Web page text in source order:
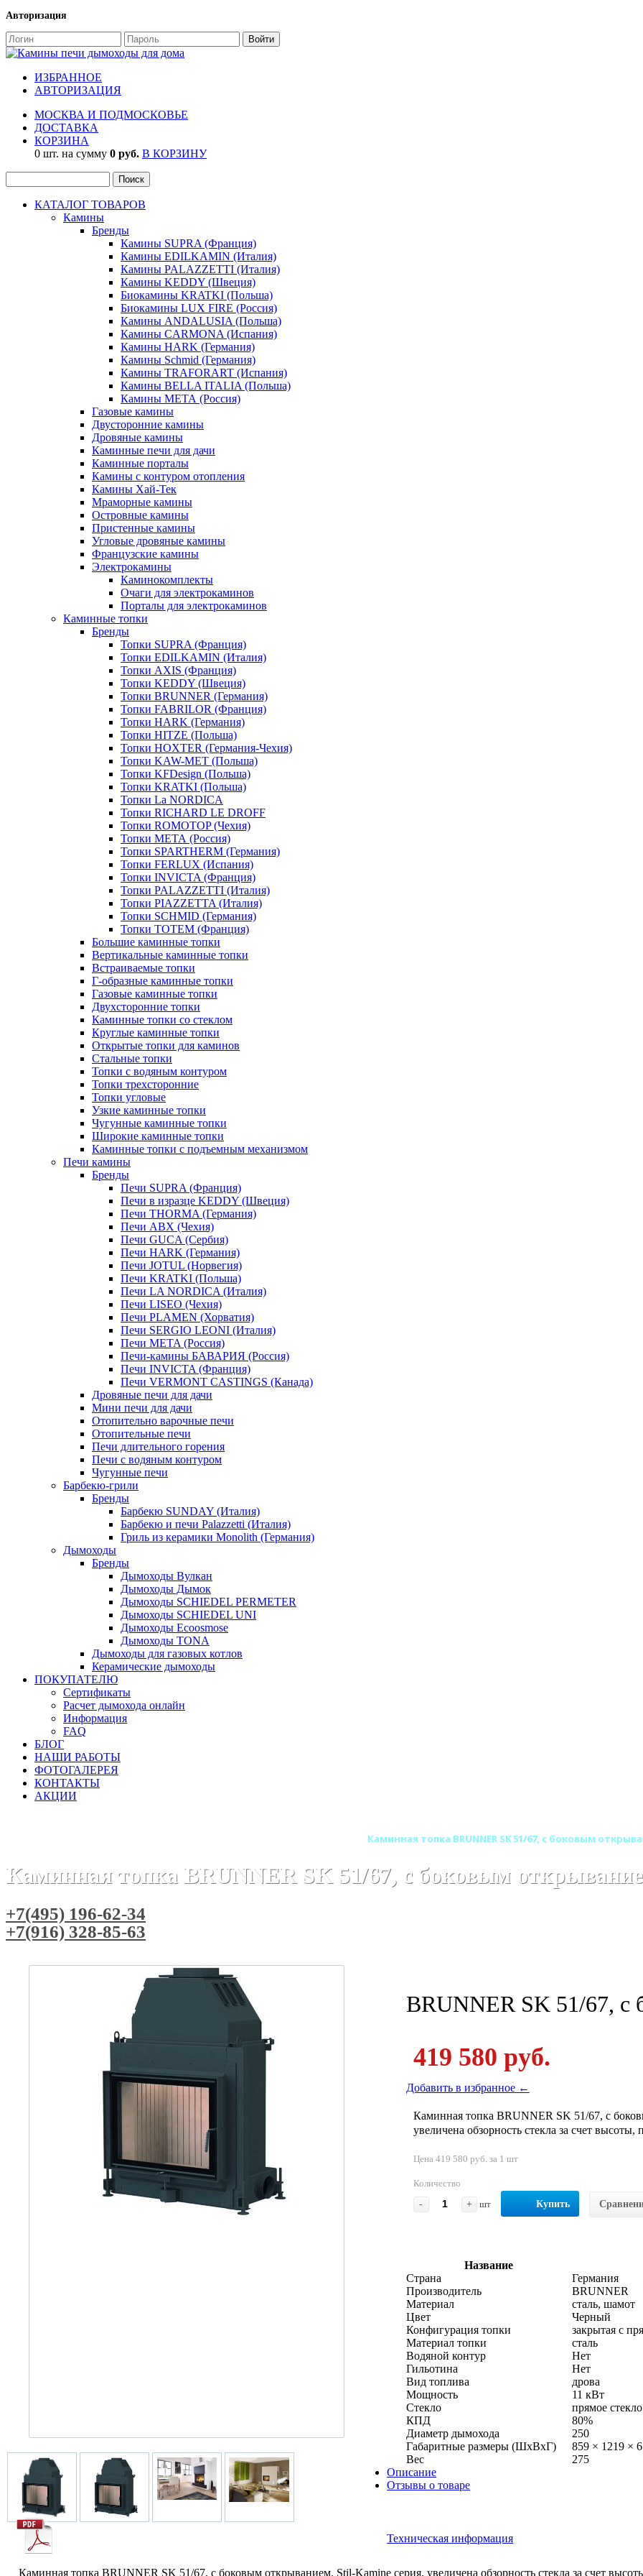
Авторизация
ИЗБРАННОЕ
АВТОРИЗАЦИЯ
МОСКВА И ПОДМОСКОВЬЕ
ДОСТАВКА
КОРЗИНА
0 шт. на сумму 0 руб. В КОРЗИНУ
КАТАЛОГ ТОВАРОВ
Камины
Бренды
Камины SUPRA (Франция)
Камины EDILKAMIN (Италия)
Камины PALAZZETTI (Италия)
Камины KEDDY (Швеция)
Биокамины KRATKI (Польша)
Биокамины LUX FIRE (Россия)
Камины ANDALUSIA (Польша)
Камины CARMONA (Испания)
Камины HARK (Германия)
Камины Schmid (Германия)
Камины TRAFORART (Испания)
Камины BELLA ITALIA (Польша)
Камины МЕТА (Россия)
Газовые камины
Двусторонние камины
Дровяные камины
Каминные печи для дачи
Каминные порталы
Камины с контуром отопления
Камины Хай-Тек
Мраморные камины
Островные камины
Пристенные камины
Угловые дровяные камины
Французские камины
Электрокамины
Каминокомплекты
Очаги для электрокаминов
Порталы для электрокаминов
Каминные топки
Бренды
Топки SUPRA (Франция)
Топки EDILKAMIN (Италия)
Топки AXIS (Франция)
Топки KEDDY (Швеция)
Топки BRUNNER (Германия)
Топки FABRILOR (Франция)
Топки HARK (Германия)
Топки HITZE (Польша)
Топки HOXTER (Германия-Чехия)
Топки KAW-MET (Польша)
Топки KFDesign (Польша)
Топки KRATKI (Польша)
Топки La NORDICA
Топки RICHARD LE DROFF
Топки ROMOTOP (Чехия)
Топки МЕТА (Россия)
Топки SPARTHERM (Германия)
Топки FERLUX (Испания)
Топки INVICTA (Франция)
Топки PALAZZETTI (Италия)
Топки PIAZZETTA (Италия)
Топки SCHMID (Германия)
Топки TOTEM (Франция)
Большие каминные топки
Вертикальные каминные топки
Встраиваемые топки
Г-образные каминные топки
Газовые каминные топки
Двухсторонние топки
Каминные топки со стеклом
Круглые каминные топки
Открытые топки для каминов
Стальные топки
Топки с водяным контуром
Топки трехсторонние
Топки угловые
Узкие каминные топки
Чугунные каминные топки
Широкие каминные топки
Каминные топки с подъемным механизмом
Печи камины
Бренды
Печи SUPRA (Франция)
Печи в изразце KEDDY (Швеция)
Печи THORMA (Германия)
Печи ABX (Чехия)
Печи GUCA (Сербия)
Печи HARK (Германия)
Печи JOTUL (Норвегия)
Печи KRATKI (Польша)
Печи LA NORDICA (Италия)
Печи LISEO (Чехия)
Печи PLAMEN (Хорватия)
Печи SERGIO LEONI (Италия)
Печи META (Россия)
Печи-камины БАВАРИЯ (Россия)
Печи INVICTA (Франция)
Печи VERMONT CASTINGS (Канада)
Дровяные печи для дачи
Мини печи для дачи
Отопительно варочные печи
Отопительные печи
Печи длительного горения
Печи с водяным контуром
Чугунные печи
Барбекю-грили
Бренды
Барбекю SUNDAY (Италия)
Барбекю и печи Palazzetti (Италия)
Гриль из керамики Monolith (Германия)
Дымоходы
Бренды
Дымоходы Вулкан
Дымоходы Дымок
Дымоходы SCHIEDEL PERMETER
Дымоходы SCHIEDEL UNI
Дымоходы Ecoosmose
Дымоходы TONA
Дымоходы для газовых котлов
Керамические дымоходы
ПОКУПАТЕЛЮ
Сертификаты
Расчет дымохода онлайн
Информация
FAQ
БЛОГ
НАШИ РАБОТЫ
ФОТОГАЛЕРЕЯ
КОНТАКТЫ
АКЦИИ
Каминная топка BRUNNER SK 51/67, с боковым
Каминная топка BRUNNER SK 51/67, с боковым
+7(495) 196-62-34
+7(916) 328-85-63
BRUNNER SK 51/67, с
419 580 руб.
Добавить в избранное ←
Каминная топка BRUNNER SK 51/67, с
увеличена обзорность стекла за счет высоты,
Цена 419 580 руб. за 1 шт
Количество
-
+ шт Купить
Название
Страна
Германия
Производитель
BRUNNER
Материал
сталь, шамот
Цвет
Черный
Конфигурация топки
закрытая с
Материал топки
сталь
Водяной контур
Нет
Гильотина
Нет
Вид топлива
дрова
Мощность
11 кВт
Стекло
прямое стекло
КПД
80%
Диаметр дымохода
250
Габаритные размеры (ШхВхГ)
859 × 1219 ×
Вес
275
Описание
Отзывы о товаре
Техническая информация
Каминная топка BRUNNER SK 51/67, с боковым открыванием, Stil-Kamine серия, увеличена обзорность стекла за счет